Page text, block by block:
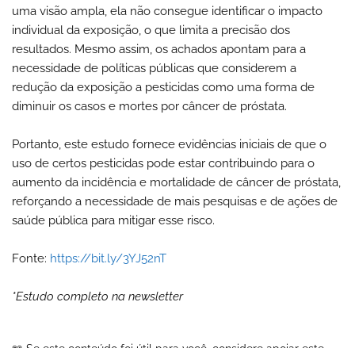
uma visão ampla, ela não consegue identificar o impacto
individual da exposição, o que limita a precisão dos
resultados. Mesmo assim, os achados apontam para a
necessidade de políticas públicas que considerem a
redução da exposição a pesticidas como uma forma de
diminuir os casos e mortes por câncer de próstata.
Portanto, este estudo fornece evidências iniciais de que o
uso de certos pesticidas pode estar contribuindo para o
aumento da incidência e mortalidade de câncer de próstata,
reforçando a necessidade de mais pesquisas e de ações de
saúde pública para mitigar esse risco.
Fonte: https://bit.ly/3YJ52nT
*Estudo completo na newsletter